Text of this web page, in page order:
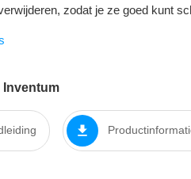
zodat je ze goed kunt
Inventum